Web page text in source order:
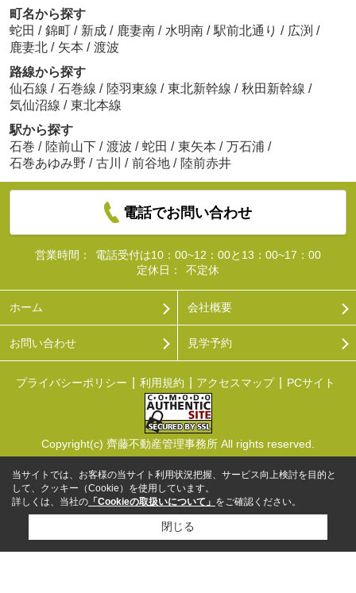
町名から探す
蛇田 / 錦町 / 新成 / 鹿妻南 / 水明南 / 駅前北通り / 広渕 /
鹿妻北 / 矢本 / 渡波
路線から探す
仙石線 / 石巻線 / 陸羽東線 / 東北新幹線 / 秋田新幹線 /
気仙沼線 / 東北本線
駅から探す
石巻 / 陸前山下 / 渡波 / 蛇田 / 東矢本 / 万石浦 /
石巻あゆみ野 / 古川 / 前谷地 / 陸前赤井
電話でお問い合わせ
営業時間：
電話受付は10：00~12：00と13：00~17：00
定休日：
不定休
ホーム 会社概要
お問い合わせ 見学予約
プライバシーポリシー 利用規約 アクセスマップ PCサイト
Copyright(c) 齊藤不動産管理事務所 All rights reserved.
当サイトでは、お客様の当サイト利用状況把握、サービス向上検討を目的と
して、クッキー（Cookie）を使用しています。
詳しくは、当社の 「Cookieの取扱いについて」 をご確認ください。
閉じる